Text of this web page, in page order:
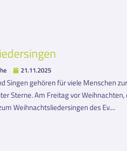
21.11.2025
Singen gehören für viele Menschen
Sterne. Am Freitag vor
Weihnachtsliedersingen des Ev....